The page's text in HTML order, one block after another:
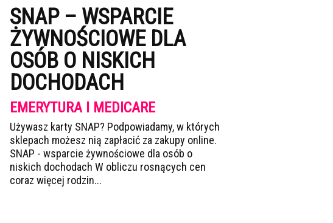
SNAP – WSPARCIE
ŻYWNOŚCIOWE DLA
OSÓB O NISKICH
DOCHODACH
EMERYTURA I MEDICARE
Używasz karty SNAP? Podpowiadamy, w których
sklepach możesz nią zapłacić za zakupy online.
SNAP - wsparcie żywnościowe dla osób o
niskich dochodach W obliczu rosnących cen
coraz więcej rodzin...